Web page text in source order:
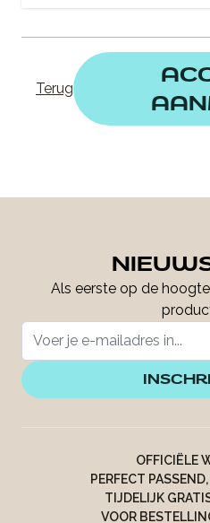
Terug
Als eerste op de
OFFICIËLE
PERFECT
TIJDELIJK
VOOR